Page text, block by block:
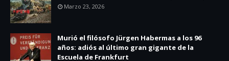
Marzo 23, 2026
Murió el filósofo Jürgen Habermas a los 96
años: adiós al último gran gigante de la
Escuela de Frankfurt